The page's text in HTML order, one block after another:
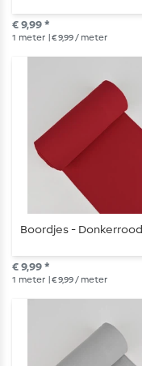
€ 9,99 *
1 meter | € 9,99 / meter
Boordjes - Donkerrood
€ 9,99 *
1 meter | € 9,99 / meter